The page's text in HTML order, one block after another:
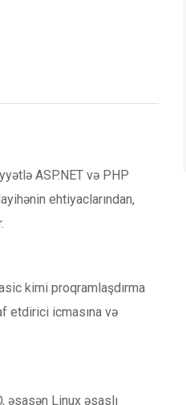
ASP.NET və PHP
ehtiyaclarından,
kimi proqramlaşdırma
etdirici icmasına və
əsasən Linux əsaslı